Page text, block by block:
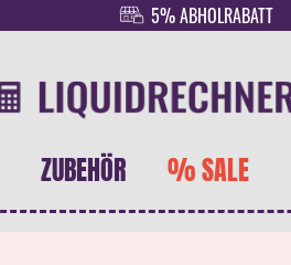
5% ABHOLRABATT
ZUBEHÖR % SALE